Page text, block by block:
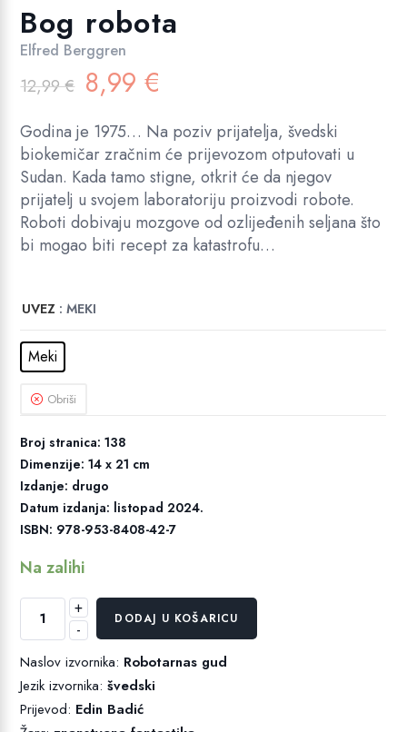
Bog robota
Elfred Berggren
12,99€ Izvorna
cijena
bila
je:
12,99 €.
8,99€
je:
8,99 €.
Godina je 1975… Na poziv prijatelja, švedski
biokemičar zračnim će prijevozom otputovati u
Sudan. Kada tamo stigne, otkrit će da njegov
prijatelj u svojem laboratoriju proizvodi robote.
Roboti dobivaju mozgove od ozlijeđenih seljana što
bi mogao biti recept za katastrofu…
UVEZ : MEKI
Meki
Obriši
Broj stranica: 138
Dimenzije: 14 x 21 cm
Izdanje: drugo
Datum izdanja: listopad 2024.
ISBN: 978-953-8408-42-7
Na zalihi
-
Bog
količina
+
DODAJ U KOŠARICU
Naslov izvornika: Robotarnas gud
Jezik izvornika:švedski
Prijevod: Edin Badić